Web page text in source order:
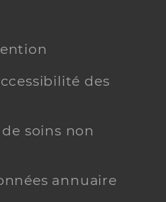
des
soins non
annuaire